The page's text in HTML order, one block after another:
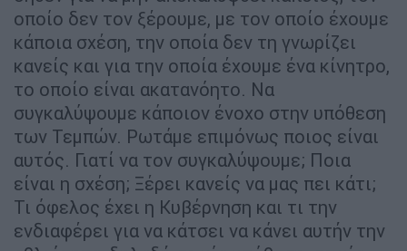
οποίο δεν τον ξέρουμε, με τον οποίο έχουμε
κάποια σχέση, την οποία δεν τη γνωρίζει
κανείς και για την οποία έχουμε ένα κίνητρο,
το οποίο είναι ακατανόητο. Να
συγκαλύψουμε κάποιον ένοχο στην υπόθεση
των Τεμπών. Ρωτάμε επιμόνως ποιος είναι
αυτός. Γιατί να τον συγκαλύψουμε; Ποια
είναι η σχέση; Ξέρει κανείς να μας πει κάτι;
Τι όφελος έχει η Κυβέρνηση και τι την
ενδιαφέρει για να κάτσει να κάνει αυτήν την